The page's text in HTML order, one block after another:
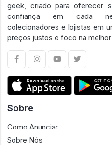
geek, criado para oferecer
confiança em cada
colecionadores e lojistas em
preços justos e foco na
Sobre
Como Anunciar
Sobre Nós